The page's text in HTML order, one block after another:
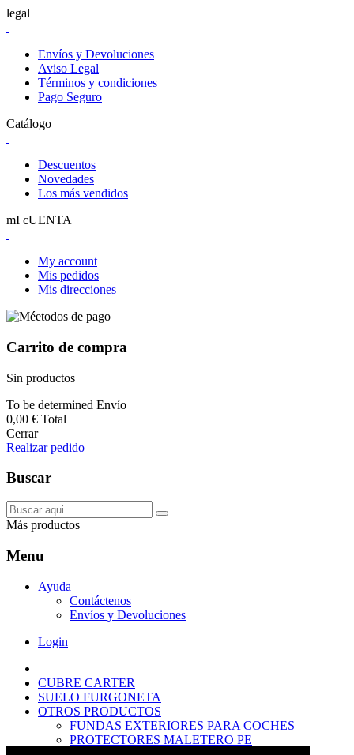
legal
Envíos y Devoluciones
Aviso Legal
Términos y condiciones
Pago Seguro
Catálogo
Descuentos
Novedades
Los más vendidos
mI cUENTA
My account
Mis pedidos
Mis direcciones
Carrito de compra
Sin productos
To be determined Envío
0,00 € Total
Cerrar
Realizar pedido
Buscar
Más productos
Menu
Ayuda
Contáctenos
Envíos y Devoluciones
Login
CUBRE CARTER
SUELO FURGONETA
OTROS PRODUCTOS
FUNDAS EXTERIORES PARA COCHES
PROTECTORES MALETERO PE